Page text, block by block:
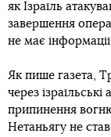
як Ізраїль
завершення
не має
Як пише газета,
через
припинення
Нетаньягу не